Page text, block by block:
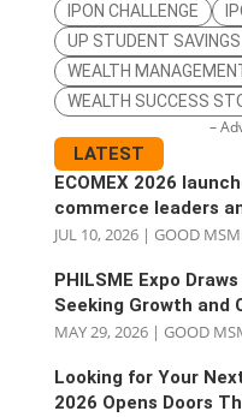
IPON CHALLENGE
UP STUDENT
WEALTH
WEALTH SUCCESS
–
LATEST
ECOMEX 2026
commerce leaders
JUL 10, 2026| GOOD
PHILSME Expo
Seeking Growth and
MAY 29, 2026| GOOD
Looking for Your
2026 Opens Doors